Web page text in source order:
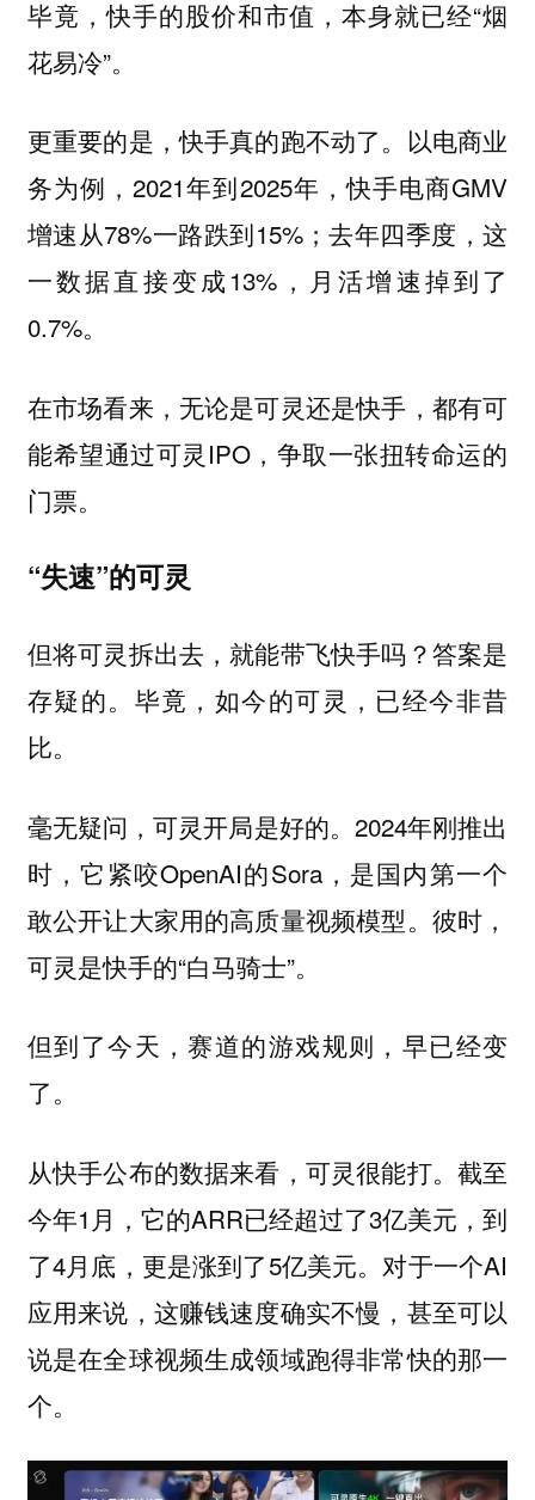
毕竟，快手的股价和市值，本身就已经“烟
花易冷”。
更重要的是，快手真的跑不动了。以电商业
务为例，2021年到2025年，快手电商GMV
增速从78%一路跌到15%；去年四季度，这
一数据直接变成13%，月活增速掉到了
0.7%。
在市场看来，无论是可灵还是快手，都有可
能希望通过可灵IPO，争取一张扭转命运的
门票。
“失速”的可灵
但将可灵拆出去，就能带飞快手吗？答案是
存疑的。毕竟，如今的可灵，已经今非昔
比。
毫无疑问，可灵开局是好的。2024年刚推出
时，它紧咬OpenAI的Sora，是国内第一个
敢公开让大家用的高质量视频模型。彼时，
可灵是快手的“白马骑士”。
但到了今天，赛道的游戏规则，早已经变
了。
从快手公布的数据来看，可灵很能打。截至
今年1月，它的ARR已经超过了3亿美元，到
了4月底，更是涨到了5亿美元。对于一个AI
应用来说，这赚钱速度确实不慢，甚至可以
说是在全球视频生成领域跑得非常快的那一
个。